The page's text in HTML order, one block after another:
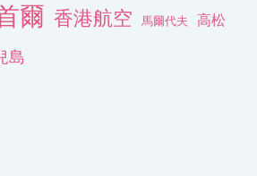
爾 香港航空 馬爾代夫 高松
島